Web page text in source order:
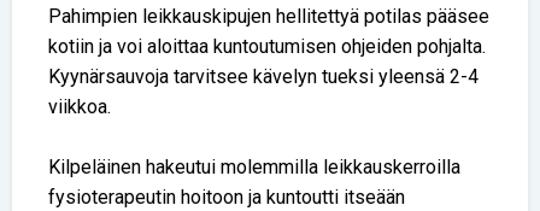
Pahimpien leikkauskipujen hellitettyä potilas pääsee
kotiin ja voi aloittaa kuntoutumisen ohjeiden pohjalta.
Kyynärsauvoja tarvitsee kävelyn tueksi yleensä 2-4
viikkoa.
Kilpeläinen hakeutui molemmilla leikkauskerroilla
fysioterapeutin hoitoon ja kuntoutti itseään